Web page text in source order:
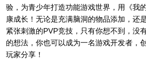
验，为青少年打造功能游戏世界，用《我
康成长！无论是充满脑洞的物品添加，还
紧张刺激的PVP竞技，只有你想不到，没
的想法，你也可以成为一名游戏开发者，
玩家分享！